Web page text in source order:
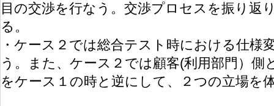
目の交渉を行なう。交渉プロセスを振り返
る。
・ケース２では総合テスト時における仕様
う。また、ケース２では顧客(利用部門）側
をケース１の時と逆にして、２つの立場を